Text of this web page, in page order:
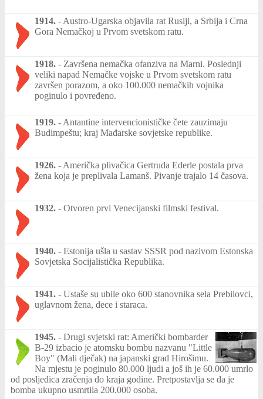
1914. - Austro-Ugarska objavila rat Rusiji, a Srbija i Crna
Gora Nemačkoj u Prvom svetskom ratu.
1918. - Završena nemačka ofanziva na Marni. Poslednji
veliki napad Nemačke vojske u Prvom svetskom ratu
završen porazom, a oko 100.000 nemačkih vojnika
poginulo i povređeno.
1919. - Antantine intervencionističke čete zauzimaju
Budimpeštu; kraj Mađarske sovjetske republike.
1926. - Američka plivačica Gertruda Ederle postala prva
žena koja je preplivala Lamanš. Pivanje trajalo 14 časova.
1932. - Otvoren prvi Venecijanski filmski festival.
1940. - Estonija ušla u sastav SSSR pod nazivom Estonska
Sovjetska Socijalistička Republika.
1941. - Ustaše su ubile oko 600 stanovnika sela Prebilovci,
uglavnom žena, dece i staraca.
1945. - Drugi svjetski rat: Američki bombarder
B-29 izbacio je atomsku bombu nazvanu "Little
Boy" (Mali dječak) na japanski grad Hirošimu.
Na mjestu je poginulo 80.000 ljudi a još ih je 60.000 umrlo
od posljedica zračenja do kraja godine. Pretpostavlja se da je
bomba ukupno usmrtila 200.000 osoba.